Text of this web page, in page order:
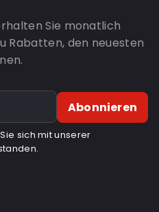
Sie monatlich
Rabatten, den neuesten
Abonnieren
sich mit unserer